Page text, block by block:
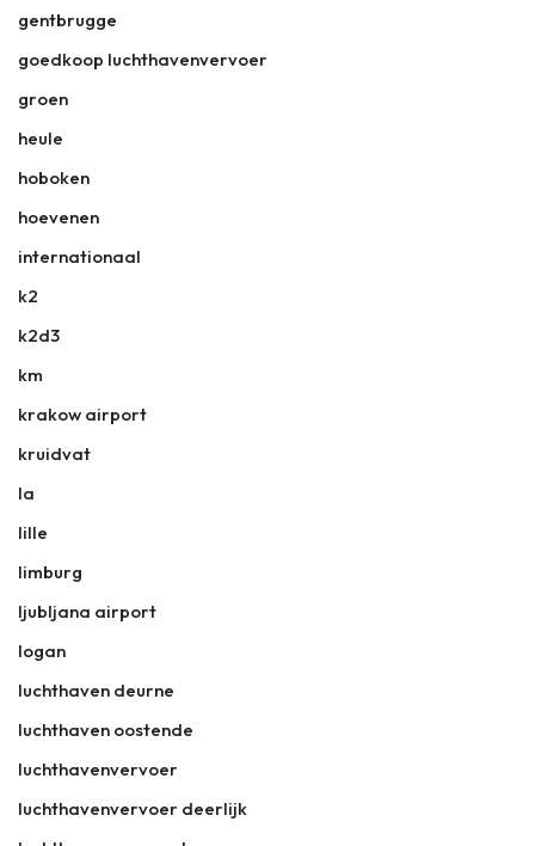
gentbrugge
goedkoop luchthavenvervoer
groen
heule
hoboken
hoevenen
internationaal
k2
k2d3
km
krakow airport
kruidvat
la
lille
limburg
ljubljana airport
logan
luchthaven deurne
luchthaven oostende
luchthavenvervoer
luchthavenvervoer deerlijk